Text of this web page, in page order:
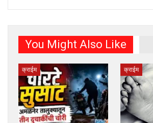
You Might Also Like
क्राईम क्राईम